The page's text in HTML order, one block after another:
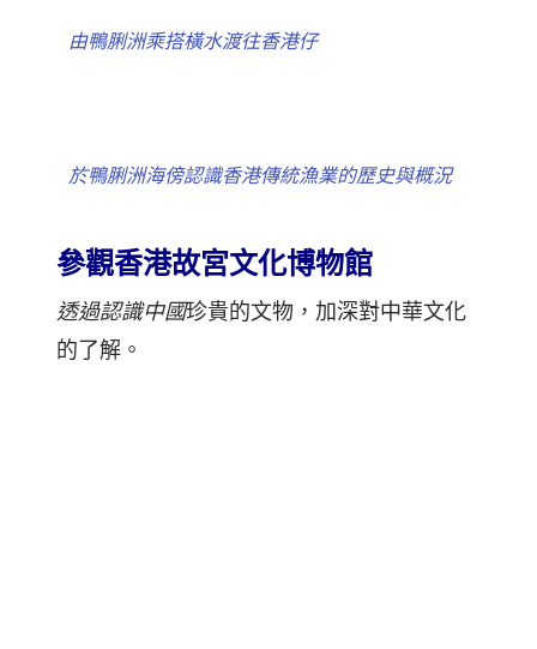
由鴨脷洲乘搭橫水渡往香港仔
於鴨脷洲海傍認識香港傳統漁業的歷史與概況
參觀香港故宮文化博物館
透過認識中國珍貴的文物，加深對中華文化
的了解。